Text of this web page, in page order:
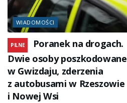
WIADOMOŚCI
PILNE
Poranek na drogach.
Dwie osoby poszkodowane
w Gwizdaju, zderzenia
z autobusami w Rzeszowie
i Nowej Wsi